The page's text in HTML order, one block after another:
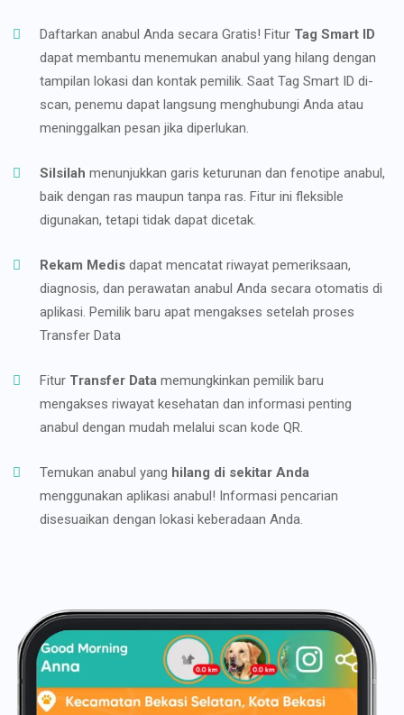
Daftarkan anabul Anda secara Gratis! Fitur Tag Smart ID
dapat membantu menemukan anabul yang hilang dengan
tampilan lokasi dan kontak pemilik. Saat Tag Smart ID di-
scan, penemu dapat langsung menghubungi Anda atau
meninggalkan pesan jika diperlukan.
Silsilah menunjukkan garis keturunan dan fenotipe anabul,
baik dengan ras maupun tanpa ras. Fitur ini fleksible
digunakan, tetapi tidak dapat dicetak.
Rekam Medis dapat mencatat riwayat pemeriksaan,
diagnosis, dan perawatan anabul Anda secara otomatis di
aplikasi. Pemilik baru apat mengakses setelah proses
Transfer Data
Fitur Transfer Data memungkinkan pemilik baru
mengakses riwayat kesehatan dan informasi penting
anabul dengan mudah melalui scan kode QR.
Temukan anabul yang hilang di sekitar Anda
menggunakan aplikasi anabul! Informasi pencarian
disesuaikan dengan lokasi keberadaan Anda.